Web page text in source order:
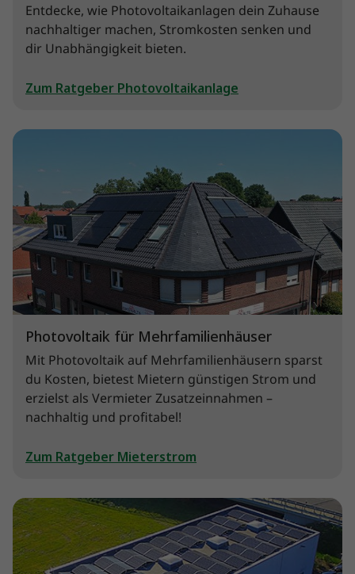
Entdecke, wie Photovoltaikanlagen dein Zuhause
nachhaltiger machen, Stromkosten senken und
dir Unabhängigkeit bieten.
Zum Ratgeber Photovoltaikanlage
Photovoltaik für Mehrfamilienhäuser
Mit Photovoltaik auf Mehrfamilienhäusern sparst
du Kosten, bietest Mietern günstigen Strom und
erzielst als Vermieter Zusatzeinnahmen –
nachhaltig und profitabel!
Zum Ratgeber Mieterstrom